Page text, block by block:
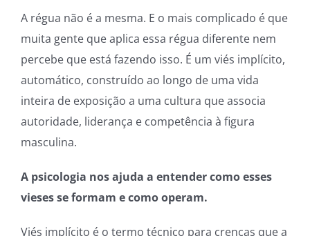
A régua não é a mesma. E o mais complicado é que
muita gente que aplica essa régua diferente nem
percebe que está fazendo isso. É um viés implícito,
automático, construído ao longo de uma vida
inteira de exposição a uma cultura que associa
autoridade, liderança e competência à figura
masculina.
A psicologia nos ajuda a entender como esses
vieses se formam e como operam.
Viés implícito é o termo técnico para crenças que a